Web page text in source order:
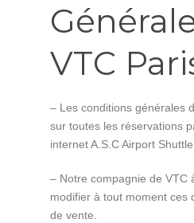
VTC
– Les conditions générales
sur toutes les réservations
internet A.S.C Airport Shuttle
– Notre compagnie de VTC
modifier à tout moment ces
de vente.